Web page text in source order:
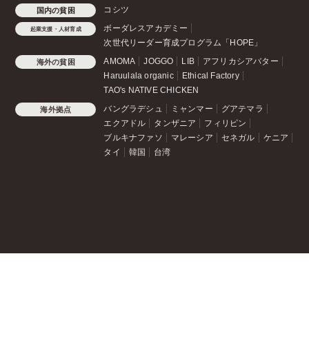
国内の貧困 コシツ
起業支援・人材育成
ボーダレスアカデミー
次世代リーダー育成プログラム「HOPE」
海外の貧困 AMOMA JOGGO LIB
アフリカシアバター
Haruulala organic
Ethical Factory
TAO's NATIVE CHICKEN
海外拠点 バングラデシュ ミャンマー
グアテマラ
エクアドル
タンザニア
フィリピン
ブルキナファソ
マレーシア セネガル
ケニア
タイ
韓国 台湾